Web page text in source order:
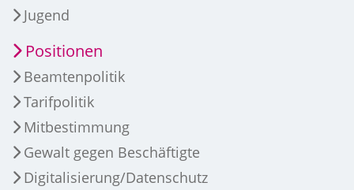
Jugend
Positionen
Beamtenpolitik
Tarifpolitik
Mitbestimmung
Gewalt gegen Beschäftigte
Digitalisierung/Datenschutz